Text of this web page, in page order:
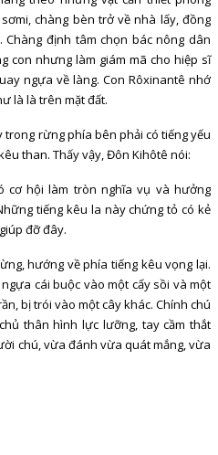
chàng bèn trở về nhà lấy, đồng
định tâm chọn bác nông dân
con nhưng làm giám mã cho hiệp sĩ
ngựa về làng. Con Rôxinantê nhớ
là là trên mặt đất.
rừng phía bên phải có tiếng yếu
than. Thấy vậy, Đôn Kihôtê nói:
cơ hội làm tròn nghĩa vụ và hưởng
tiếng kêu la này chứng tỏ có kẻ
đỡ đây.
hướng về phía tiếng kêu vọng lại.
cái buộc vào một cấy sồi và một
bị trói vào một cây khác. Chính chú
thân hình lực lưỡng, tay cầm thắt
chú, vừa đánh vừa quát mắng, vừa